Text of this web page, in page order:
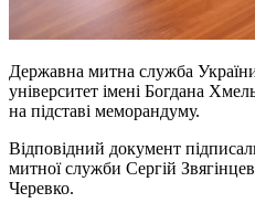
Державна митна служба
університет імені Богдана
на підставі меморандуму.
Відповідний документ
митної служби Сергій
Черевко.